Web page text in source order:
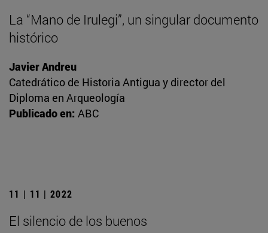
La “Mano de Irulegi”, un singular documento
histórico
Javier Andreu
Catedrático de Historia Antigua y director del
Diploma en Arqueología
Publicado en: ABC
11 | 11 | 2022
El silencio de los buenos